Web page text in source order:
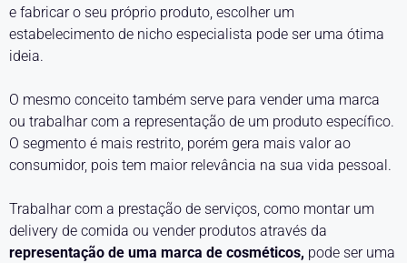
e fabricar o seu próprio produto, escolher um
estabelecimento de nicho especialista pode ser uma ótima
ideia.
O mesmo conceito também serve para vender uma marca
ou trabalhar com a representação de um produto específico.
O segmento é mais restrito, porém gera mais valor ao
consumidor, pois tem maior relevância na sua vida pessoal.
Trabalhar com a prestação de serviços, como montar um
delivery de comida ou vender produtos através da
representação de uma marca de cosméticos, pode ser uma